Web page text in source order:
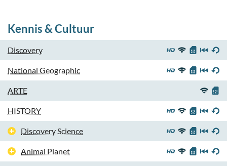
Kennis & Cultuur
Discovery
National Geographic
ARTE
HISTORY
Discovery Science
Animal Planet